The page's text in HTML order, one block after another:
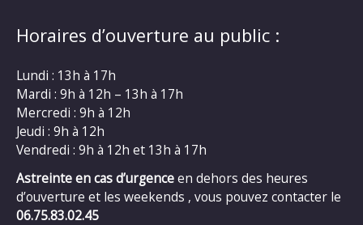
Horaires d’ouverture au public :
Lundi : 13h à 17h
Mardi : 9h à 12h – 13h à 17h
Mercredi : 9h à 12h
Jeudi : 9h à 12h
Vendredi : 9h à 12h et 13h à 17h
Astreinte en cas d’urgenceen dehors des heures
d’ouverture et les weekends , vous pouvez contacter le
06.75.83.02.45